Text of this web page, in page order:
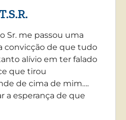
Sr. me passou uma
convicção de que tudo
alívio em ter falado
que tirou
de cima de mim….
a esperança de que